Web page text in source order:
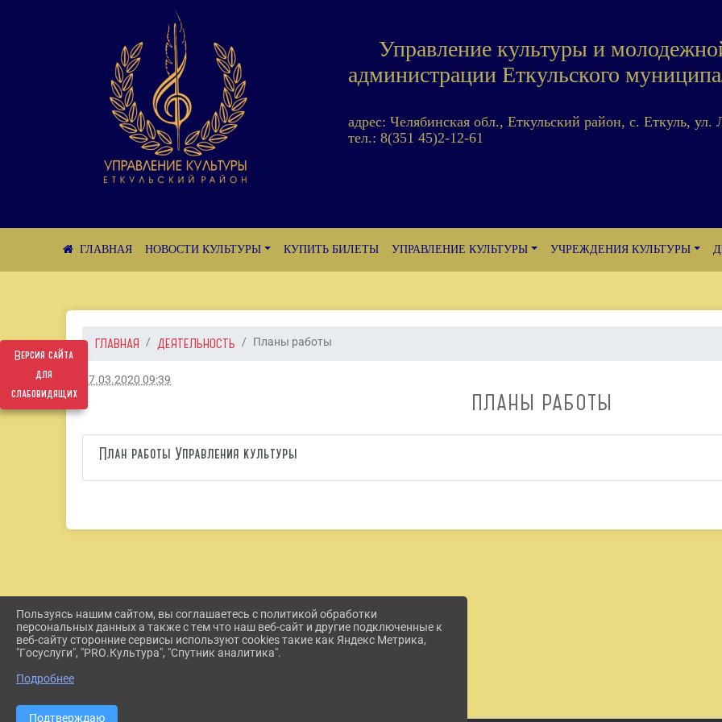
Версия сайта
для
слабовидящих
Управление культуры и
администрации Еткульского
адрес: Челябинская обл., Еткульский район, с. Еткуль, ул.
тел.: 8(351 45)2-12-61
НОВОСТИ КУЛЬТУРЫ КУПИТЬ БИЛЕТЫ УПРАВЛЕНИЕ КУЛЬТУРЫ УЧРЕЖДЕНИЯ КУЛЬТУРЫ
ГЛАВНАЯ ДЕЯТЕЛЬНОСТЬ Планы работы
27.03.2020 09:39
ПЛАНЫ РАБОТЫ
План работы Управления культуры
Пользуясь нашим сайтом, вы соглашаетесь с политикой обработки
персональных данных а также с тем что наш веб-сайт и другие подключенные к
веб-сайту сторонние сервисы используют cookies такие как Яндекс Метрика,
"Госуслуги", "PRO.Культура", "Спутник аналитика".
Подробнее
Подтверждаю